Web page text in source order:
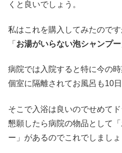
くと良いでしょう。
私はこれを購入してみたので
「 お湯がいらない泡シャンプー
病院では入院すると特に今の
個室に隔離されてお風呂も10
そこで入浴は良いのでせめて
懇願したら病院の物品として
ー」があるのでこれでしましょ